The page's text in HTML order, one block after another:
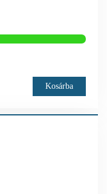
Kosárba